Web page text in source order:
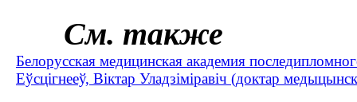
См. также
Белорусская медицинская академия
Еўсцігнееў, Віктар Уладзіміравіч (доктар